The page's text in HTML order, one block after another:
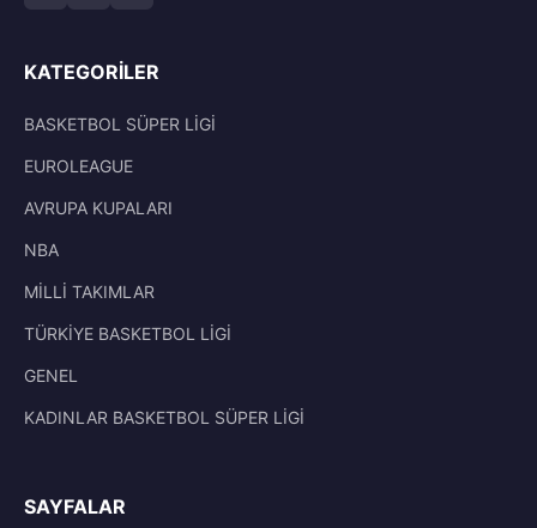
KATEGORILER
BASKETBOL SÜPER LİGİ
EUROLEAGUE
AVRUPA KUPALARI
NBA
MİLLİ TAKIMLAR
TÜRKİYE BASKETBOL LİGİ
GENEL
KADINLAR BASKETBOL SÜPER LİGİ
SAYFALAR